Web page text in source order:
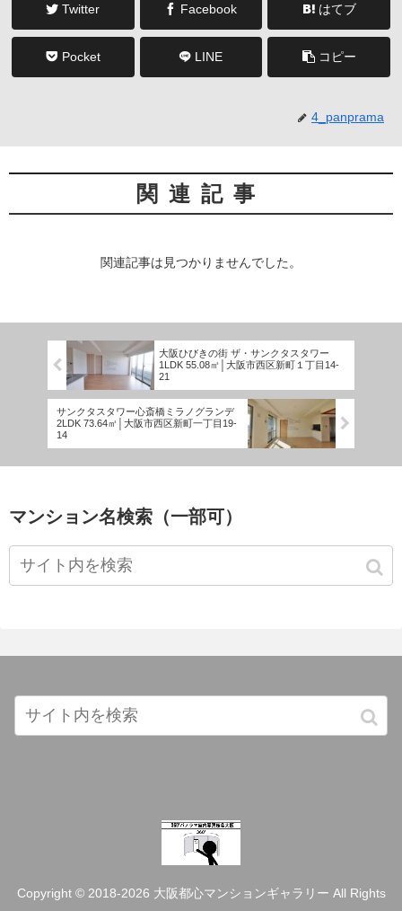
Twitter Facebook はてブ
Pocket LINE コピー
4_panprama
関連記事
関連記事は見つかりませんでした。
大阪ひびきの街 ザ・サンクタスタワー
1LDK 55.08㎡│大阪市西区新町１丁目14-
21
サンクタスタワー心斎橋ミラノグランデ
2LDK 73.64㎡│大阪市西区新町一丁目19-
14
マンション名検索（一部可）
Copyright © 2018-2026 大阪都心マンションギャラリー All Rights